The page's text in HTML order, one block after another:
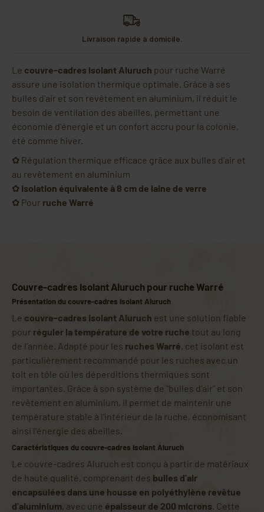
Livraison rapide à domicile.
Le couvre-cadres isolant Aluruch pour ruche Warré
assure une isolation thermique optimale. Grâce à ses
bulles d'air et son revêtement en aluminium, il réduit le
besoin de ventilation des abeilles, permettant une
économie d'énergie et un confort accru pour la colonie,
été comme hiver.
✿ Régulation thermique efficace grâce aux bulles d'air et
au revêtement en aluminium
✿ Isolation équivalente à 8 cm de laine de verre
✿ Pour ruche Warré
Couvre-cadres isolant Aluruch pour ruche Warré
Présentation du couvre-cadres isolant Aluruch
Le couvre-cadres isolant Aluruch est une solution fiable
pour réguler la température de votre ruche tout au long
de l'année. Adapté pour les ruches Warré, cet isolant est
particulièrement recommandé pour les ruches avec un
toit en tôle où les déperditions thermiques sont
importantes. Grâce à son système de "bulles d'air" et son
revêtement en aluminium, il permet de maintenir une
température stable à l'intérieur de la ruche, économisant
ainsi l'énergie des abeilles.
Caractéristiques du couvre-cadres isolant Aluruch
Le couvre-cadres Aluruch est conçu à partir de matériaux
de haute qualité, comprenant des bulles d'air
encapsulées dans une housse en polyéthylène revêtue
d'aluminium, avec une épaisseur de 200 microns. Cette